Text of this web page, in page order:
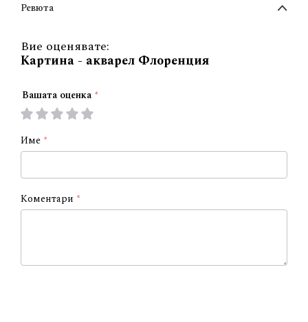
Ревюта
Вие оценявате:
Картина - акварел Флоренция
Вашата оценка
1
2
3
4
Име
Коментари